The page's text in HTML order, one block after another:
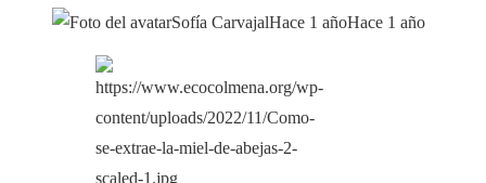
Sofía CarvajalHace 1 añoHace 1 año